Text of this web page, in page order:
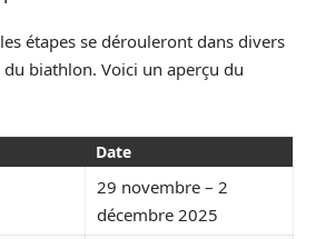
étapes se dérouleront dans divers
biathlon. Voici un aperçu du
Date
29 novembre – 2
décembre 2025